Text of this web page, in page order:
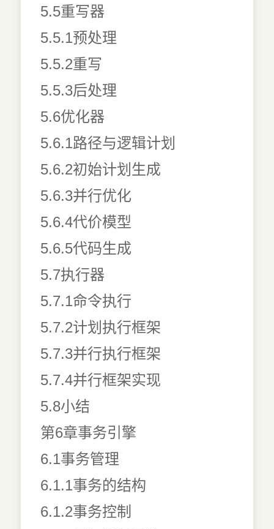
5.5重写器
5.5.1预处理
5.5.2重写
5.5.3后处理
5.6优化器
5.6.1路径与逻辑计划
5.6.2初始计划生成
5.6.3并行优化
5.6.4代价模型
5.6.5代码生成
5.7执行器
5.7.1命令执行
5.7.2计划执行框架
5.7.3并行执行框架
5.7.4并行框架实现
5.8小结
第6章事务引擎
6.1事务管理
6.1.1事务的结构
6.1.2事务控制